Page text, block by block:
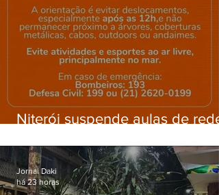
Niterói suspende aulas de rede
ventos fortes nesta sexta (7)
Jornal Daki
há 23 horas